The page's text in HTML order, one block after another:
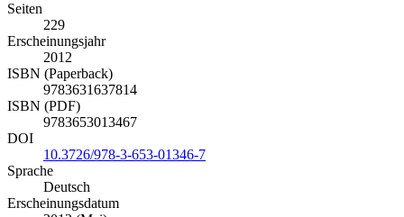
Seiten
229
Erscheinungsjahr
2012
ISBN (Paperback)
9783631637814
ISBN (PDF)
9783653013467
DOI
10.3726/978-3-653-01346-7
Sprache
Deutsch
Erscheinungsdatum